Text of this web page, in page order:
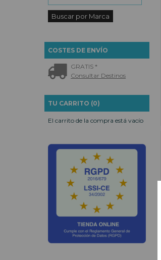
COSTES DE ENVÍO
GRATIS *
Consultar Destinos
TU CARRITO (0)
El carrito de la compra está vacío